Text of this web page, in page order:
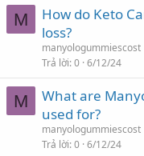
M
How do Keto
loss?
manyologummiescost
Trả lời 0 6/12/24
M
What are
used for?
manyologummiescost
Trả lời 0 6/12/24